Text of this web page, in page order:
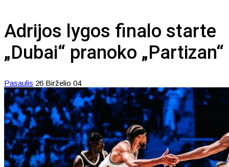
Adrijos lygos finalo starte
„Dubai“ pranoko „Partizan“
Pasaulis 26 Birželio 04